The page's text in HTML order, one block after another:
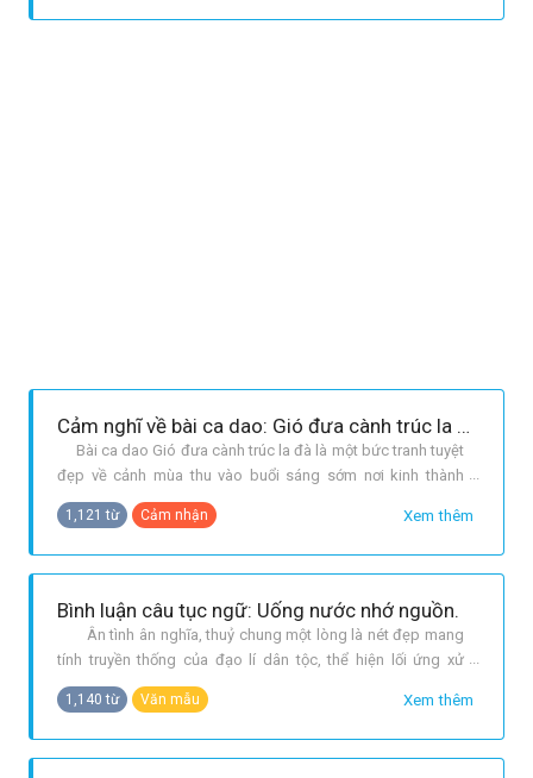
Cảm nghĩ về bài ca dao: Gió đưa cành trúc la đà.
Bài ca dao Gió đưa cành trúc la đà là một bức tranh tuyệt
đẹp về cảnh mùa thu vào buổi sáng sớm nơi kinh thành
Thăng Long. Mỗi câu thơ là một cảnh đẹp được chấm phá
qua ngòi bút đặc sắc của các tác giả dân gian nhằm ca
chuông Trấn Vũ, canh
Xem thêm
1,121 từ Cảm nhận
Bình luận câu tục ngữ: Uống nước nhớ nguồn.
Ân tình ân nghĩa, thuỷ chung một lòng là nét đẹp mang
tính truyền thống của đạo lí dân tộc, thể hiện lối ứng xử
mang vẻ đẹp nhân văn của con người Việt Nam qua hàng
nghìn năm lịch sử. Bài học đạo lí Uống nước nhớ nguồn đã
vào tâm hồn h
Xem thêm
1,140 từ Văn mẫu